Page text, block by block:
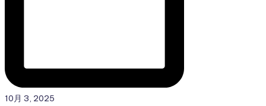
10月 3, 2025